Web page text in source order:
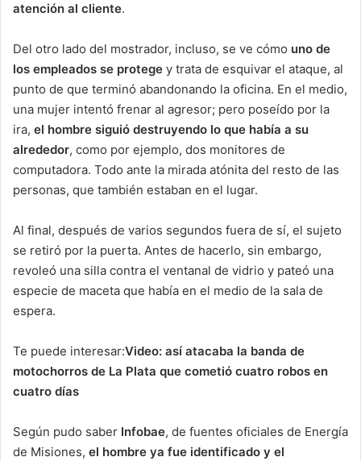
atención al cliente.
Del otro lado del mostrador, incluso, se ve cómo uno de
los empleados se protege y trata de esquivar el ataque, al
punto de que terminó abandonando la oficina. En el medio,
una mujer intentó frenar al agresor; pero poseído por la
ira, el hombre siguió destruyendo lo que había a su
alrededor, como por ejemplo, dos monitores de
computadora. Todo ante la mirada atónita del resto de las
personas, que también estaban en el lugar.
Al final, después de varios segundos fuera de sí, el sujeto
se retiró por la puerta. Antes de hacerlo, sin embargo,
revoleó una silla contra el ventanal de vidrio y pateó una
especie de maceta que había en el medio de la sala de
espera.
Te puede interesar:Video: así atacaba la banda de
motochorros de La Plata que cometió cuatro robos en
cuatro días
Según pudo saber Infobae, de fuentes oficiales de Energía
de Misiones, el hombre ya fue identificado y el